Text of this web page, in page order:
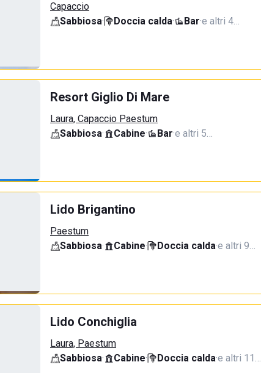
Capaccio
Sabbiosa· Doccia calda· Bar·e altri 4…
Resort Giglio Di Mare
Laura, Capaccio Paestum
Sabbiosa· Cabine· Bar·e altri 5…
Lido Brigantino
Paestum
Sabbiosa· Cabine· Doccia calda·e altri 9…
Lido Conchiglia
Laura, Paestum
Sabbiosa· Cabine· Doccia calda·e altri 11…